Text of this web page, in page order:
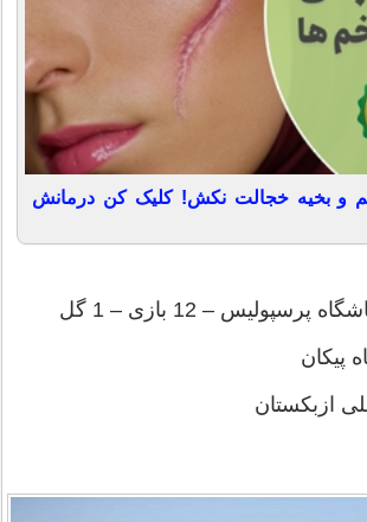
و بخیه خجالت نکش! کلیک کن درمانش